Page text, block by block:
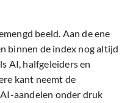
beeld. Aan de ene
binnen de index nog altijd
AI, halfgeleiders en
kant neemt de
aandelen onder druk